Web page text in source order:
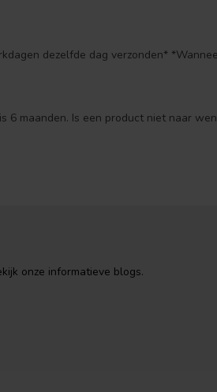
dezelfde dag verzonden*
maanden. Is een product niet naar
onze informatieve blogs.